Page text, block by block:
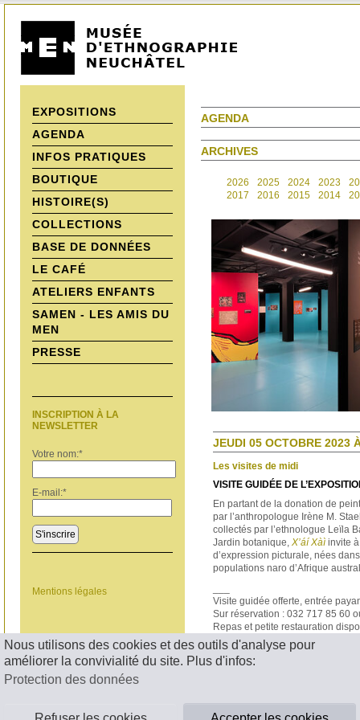
Nous utilisons des cookies et des outils d'analyse pour
améliorer la convivialité du site. Plus d'infos:
Protection des données
EXPOSITIONS
AGENDA
INFOS PRATIQUES
BOUTIQUE
HISTOIRE(S)
COLLECTIONS
BASE DE DONNÉES
LE CAFÉ
ATELIERS ENFANTS
SAMEN - LES AMIS DU
MEN
PRESSE
INSCRIPTION À LA
NEWSLETTER
Votre nom:*
E-mail:*
S'inscrire
Mentions légales
AGENDA
ARCHIVES
2026 2025 2024 2023
2017
2016 2015 2014
JEUDI 05 OCTOBRE 2023
Les visites de midi
VISITE GUIDÉE DE
En partant de la donation de
par l’anthropologue Irène M.
collectés par l’ethnologue Leïla
Jardin botanique, X’áí Xàì invite
d’expression picturale, nées
populations naro d’Afrique
Visite guidée offerte, entrée
Sur réservation : 032 717 85 60
Repas et petite restauration
< RETOUR